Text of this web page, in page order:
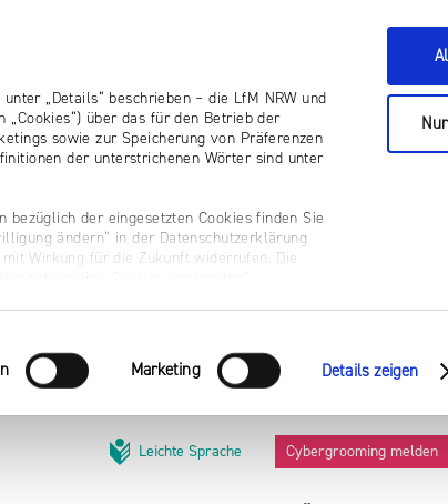
„Details“ beschrieben – die LfM NRW und
„Cookies“) über das für den Betrieb der
sowie zur Speicherung von Präferenzen
der unterstrichenen Wörter sind unter
der eingesetzten Cookies finden Sie
ändern“ in der Datenschutzerklärung
Wirkung für die Zukunft widerrufen. Die
Marketing Details zeigen
Leichte Sprache Cybergrooming melden